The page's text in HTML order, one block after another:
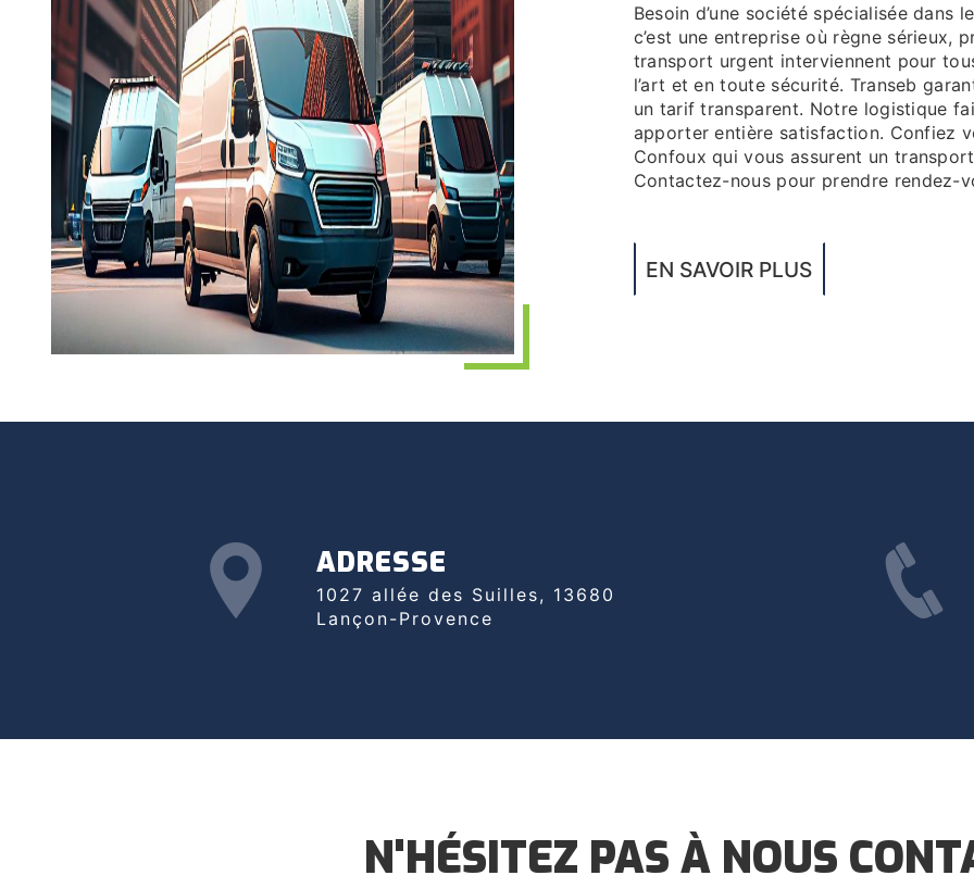
Besoin d’une société spécialisée dans le transport urgent à Cornillon-Confoux. Transeb,
c’est une entreprise où règne sérieux,
transport urgent interviennent pour
l’art et en toute sécurité. Transeb
un tarif transparent. Notre logistique
apporter entière satisfaction. Confiez
Confoux qui vous assurent un
Contactez-nous pour prendre rendez-
EN SAVOIR PLUS
ADRESSE
1027 allée des Suilles, 13680
Lançon-Provence
N'HÉSITEZ PAS À NOUS